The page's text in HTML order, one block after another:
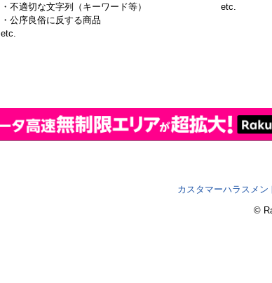
・不適切な文字列（キーワード等）
・公序良俗に反する商品
etc.
etc.
カスタマーハラスメン
©